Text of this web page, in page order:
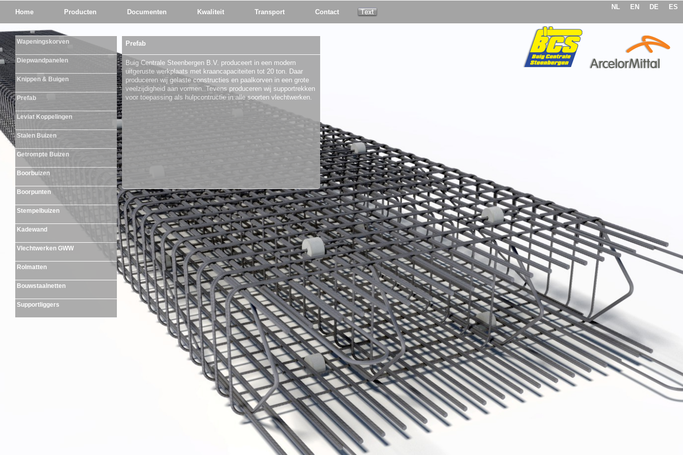
Home Producten Documenten Kwaliteit Transport Contact
NL EN DE ES
Wapeningskorven
Diepwandpanelen
Knippen & Buigen
Prefab
Leviat Koppelingen
Stalen Buizen
Getrompte Buizen
Boorbuizen
Boorpunten
Stempelbuizen
Kadewand
Vlechtwerken GWW
Rolmatten
Bouwstaalnetten
Supportliggers
Prefab
Buig Centrale Steenbergen B.V. produceert in een modern
uitgeruste werkplaats met kraancapaciteiten tot 20 ton. Daar
produceren wij gelaste constructies en paalkorven in een grote
veelzijdigheid aan vormen. Tevens produceren wij supportrekken
voor toepassing als hulpcontructie in alle soorten vlechtwerken.